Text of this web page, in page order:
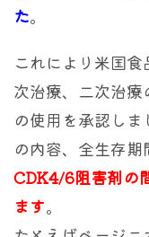
た。
これにより米国
次治療、二次治
の使用を承認し
の内容、全生存期
CDK4/6阻害剤の
ます。